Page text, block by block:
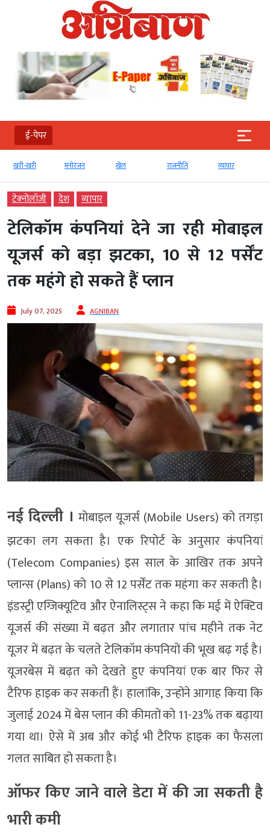
ई-पेपर
खरी-खरी मनोरंजन खेल राजनीति व्‍यापार
टेक्‍नोलॉजी देश व्‍यापार
टेलिकॉम कंपनियां देने जा रही मोबाइल
यूजर्स को बड़ा झटका, 10 से 12 पर्सेंट
तक महंगे हो सकते हैं प्लान
July 07, 2025 AGNIBAN
नई दिल्‍ली । मोबाइल यूजर्स (Mobile Users) को तगड़ा
झटका लग सकता है। एक रिपोर्ट के अनुसार कंपनियां
(Telecom Companies) इस साल के आखिर तक अपने
प्लान्स (Plans) को 10 से 12 पर्सेंट तक महंगा कर सकती है।
इंडस्ट्री एग्जिक्यूटिव और ऐनालिस्ट्स ने कहा कि मई में ऐक्टिव
यूजर्स की संख्या में बढ़त और लगातार पांच महीने तक नेट
यूजर में बढ़त के चलते टेलिकॉम कंपनियों की भूख बढ़ गई है।
यूजरबेस में बढ़त को देखते हुए कंपनियां एक बार फिर से
टैरिफ हाइक कर सकती हैं। हालांकि, उन्होंने आगाह किया कि
जुलाई 2024 में बेस प्लान की कीमतों को 11-23% तक बढ़ाया
गया था। ऐसे में अब और कोई भी टैरिफ हाइक का फैसला
गलत साबित हो सकता है।
ऑफर किए जाने वाले डेटा में की जा सकती है
भारी कमी